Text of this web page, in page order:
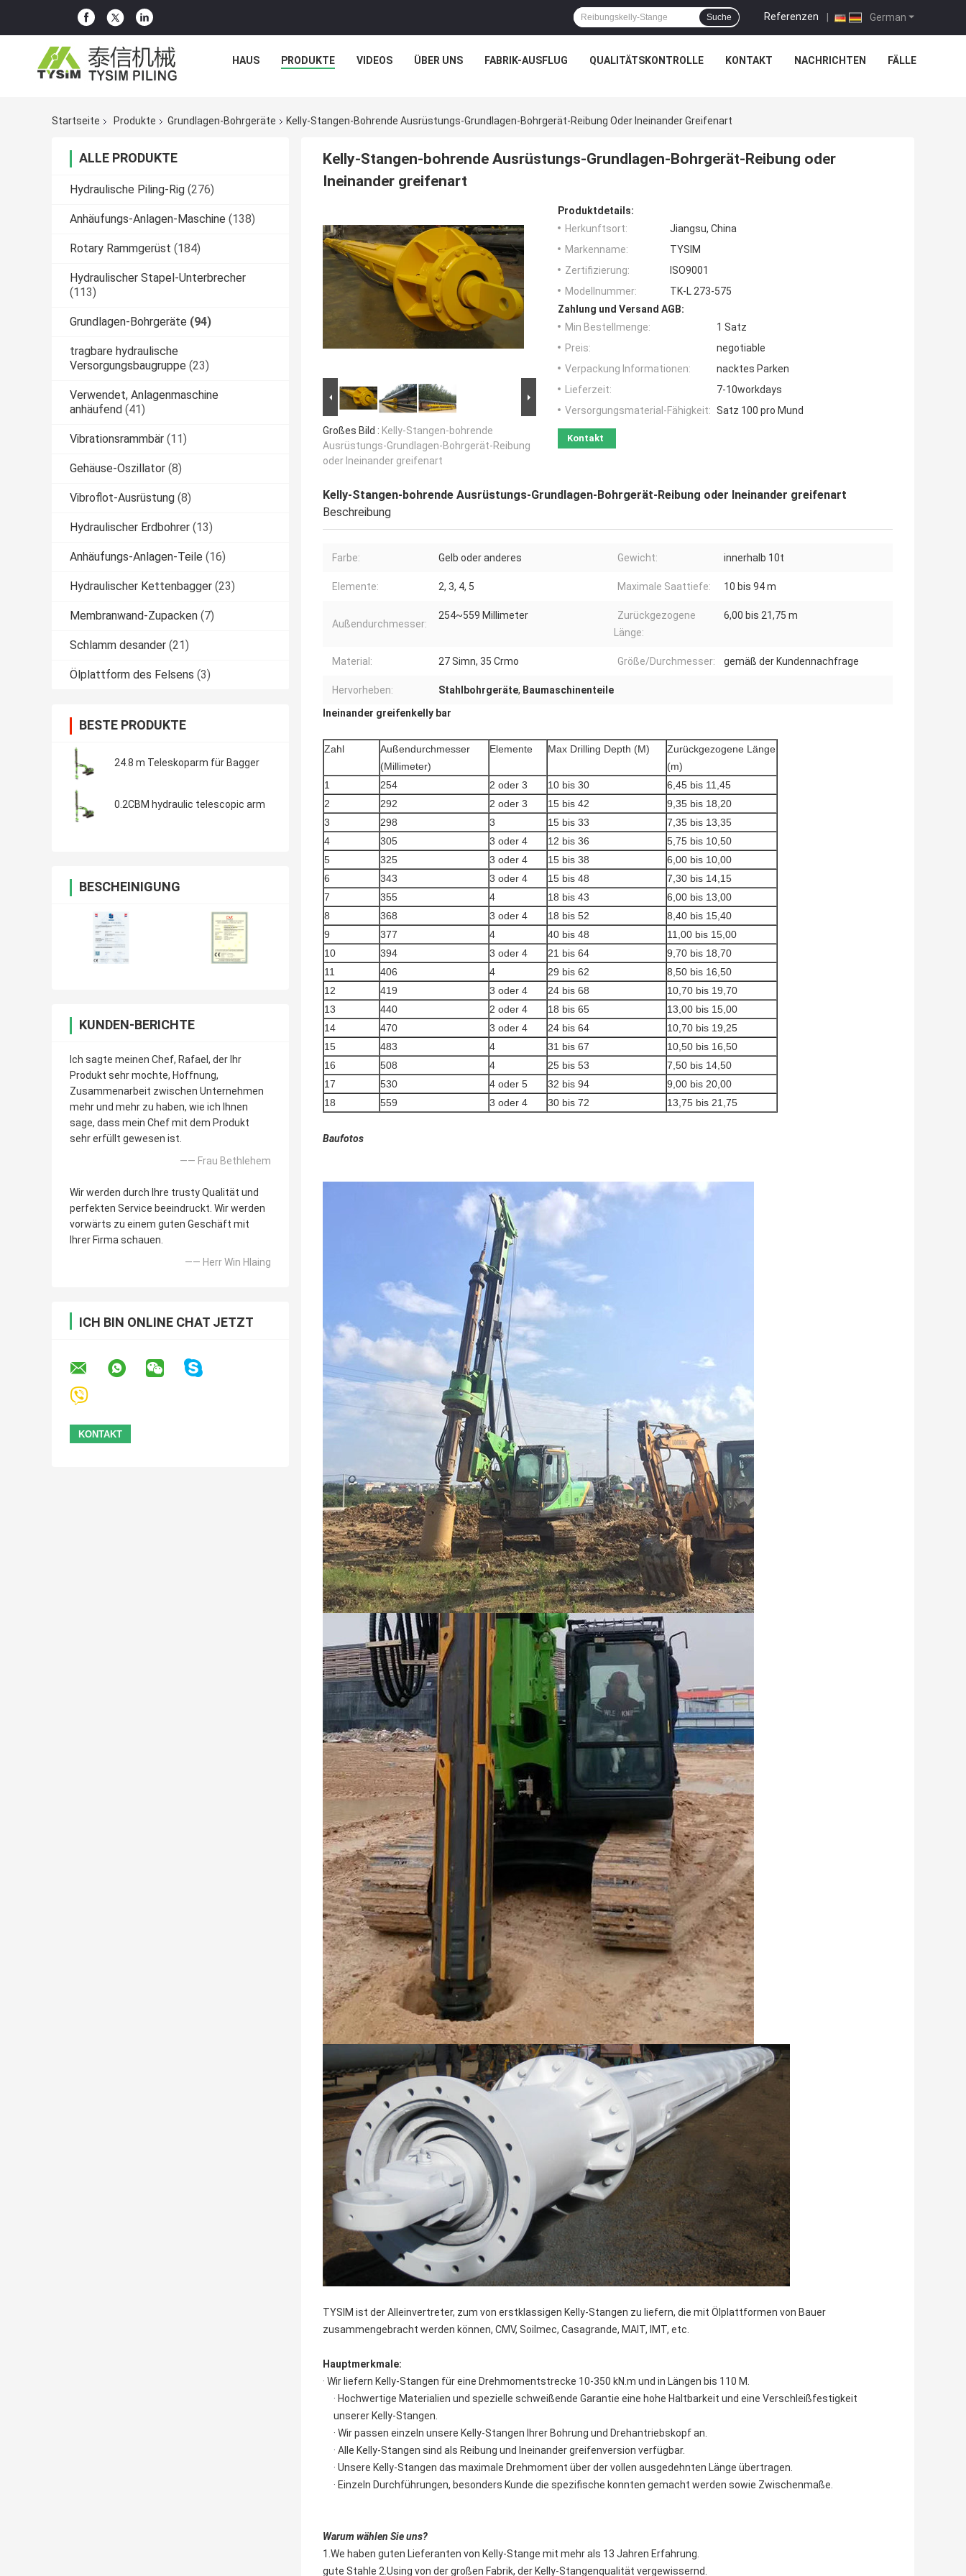
German
Referenzen |
Suche
HAUS PRODUKTE VIDEOS ÜBER UNS FABRIK-AUSFLUG QUALITÄTSKONTROLLE KONTAKT NACHRICHTEN FÄLLE
Startseite Produkte Grundlagen-Bohrgeräte Kelly-Stangen-Bohrende Ausrüstungs-Grundlagen-Bohrgerät-Reibung Oder Ineinander Greifenart
ALLE PRODUKTE
Hydraulische Piling-Rig (276)
Anhäufungs-Anlagen-Maschine (138)
Rotary Rammgerüst (184)
Hydraulischer Stapel-Unterbrecher
(113)
Grundlagen-Bohrgeräte (94)
tragbare hydraulische
Versorgungsbaugruppe (23)
Verwendet, Anlagenmaschine
anhäufend (41)
Vibrationsrammbär (11)
Gehäuse-Oszillator (8)
Vibroflot-Ausrüstung (8)
Hydraulischer Erdbohrer (13)
Anhäufungs-Anlagen-Teile (16)
Hydraulischer Kettenbagger (23)
Membranwand-Zupacken (7)
Schlamm desander (21)
Ölplattform des Felsens (3)
BESTE PRODUKTE
24.8 m Teleskoparm für Bagger
0.2CBM hydraulic telescopic arm
BESCHEINIGUNG
KUNDEN-BERICHTE
Ich sagte meinen Chef, Rafael, der Ihr
Produkt sehr mochte, Hoffnung,
Zusammenarbeit zwischen Unternehmen
mehr und mehr zu haben, wie ich Ihnen
sage, dass mein Chef mit dem Produkt
sehr erfüllt gewesen ist.
—— Frau Bethlehem
Wir werden durch Ihre trusty Qualität und
perfekten Service beeindruckt. Wir werden
vorwärts zu einem guten Geschäft mit
Ihrer Firma schauen.
—— Herr Win Hlaing
ICH BIN ONLINE CHAT JETZT
Kelly-Stangen-bohrende Ausrüstungs-Grundlagen-Bohrgerät-Reibung oder
Ineinander greifenart
Großes Bild : Kelly-Stangen-bohrende
Ausrüstungs-Grundlagen-Bohrgerät-Reibung
oder Ineinander greifenart
Produktdetails:
Herkunftsort:
Jiangsu, China
Markenname:
TYSIM
Zertifizierung:
ISO9001
Modellnummer:
TK-L 273-575
Zahlung und Versand AGB:
Min Bestellmenge:
1 Satz
Preis:
negotiable
Verpackung Informationen:
nacktes Parken
Lieferzeit:
7-10workdays
Versorgungsmaterial-Fähigkeit: Satz 100 pro Mund
Kontakt
Kelly-Stangen-bohrende Ausrüstungs-Grundlagen-Bohrgerät-Reibung oder Ineinander greifenart
Beschreibung
Farbe: Gelb oder anderes Gewicht: innerhalb 10t
Elemente: 2, 3, 4, 5 Maximale Saattiefe: 10 bis 94 m
Außendurchmesser:
254~559 Millimeter
Zurückgezogene
Länge:
6,00 bis 21,75 m
Material: 27 Simn, 35 Crmo Größe/Durchmesser: gemäß der Kundennachfrage
Hervorheben: Stahlbohrgeräte, Baumaschinenteile
Ineinander greifenkelly bar
Zahl
Außendurchmesser
(Millimeter)
Elemente Max Drilling Depth (M)
Zurückgezogene Länge
(m)
1
254 2 oder 3 10 bis 30
6,45 bis 11,45
2
292 2 oder 3 15 bis 42
9,35 bis 18,20
3
298 3 15 bis 33
7,35 bis 13,35
4
305 3 oder 4 12 bis 36
5,75 bis 10,50
5
325 3 oder 4 15 bis 38
6,00 bis 10,00
6
343 3 oder 4 15 bis 48
7,30 bis 14,15
7
355 4 18 bis 43
6,00 bis 13,00
8
368 3 oder 4 18 bis 52
8,40 bis 15,40
9
377 4 40 bis 48
11,00 bis 15,00
10
394 3 oder 4 21 bis 64
9,70 bis 18,70
11
406 4 29 bis 62
8,50 bis 16,50
12
419 3 oder 4 24 bis 68
10,70 bis 19,70
13
440 2 oder 4 18 bis 65
13,00 bis 15,00
14
470 3 oder 4 24 bis 64
10,70 bis 19,25
15
483 4 31 bis 67
10,50 bis 16,50
16
508 4 25 bis 53
7,50 bis 14,50
17
530 4 oder 5 32 bis 94
9,00 bis 20,00
18
559 3 oder 4 30 bis 72 13,75 bis 21,75
Baufotos
TYSIM ist der Alleinvertreter, zum von erstklassigen Kelly-Stangen zu liefern, die mit Ölplattformen von Bauer
zusammengebracht werden können, CMV, Soilmec, Casagrande, MAIT, IMT, etc.
Hauptmerkmale:
· Wir liefern Kelly-Stangen für eine Drehmomentstrecke 10-350 kN.m und in Längen bis 110 M.
· Hochwertige Materialien und spezielle schweißende Garantie eine hohe Haltbarkeit und eine Verschleißfestigkeit
unserer Kelly-Stangen.
· Wir passen einzeln unsere Kelly-Stangen Ihrer Bohrung und Drehantriebskopf an.
· Alle Kelly-Stangen sind als Reibung und Ineinander greifenversion verfügbar.
· Unsere Kelly-Stangen das maximale Drehmoment über der vollen ausgedehnten Länge übertragen.
· Einzeln Durchführungen, besonders Kunde die spezifische konnten gemacht werden sowie Zwischenmaße.
Warum wählen Sie uns?
1.We haben guten Lieferanten von Kelly-Stange mit mehr als 13 Jahren Erfahrung.
gute Stahle 2.Using von der großen Fabrik, der Kelly-Stangenqualität vergewissernd.